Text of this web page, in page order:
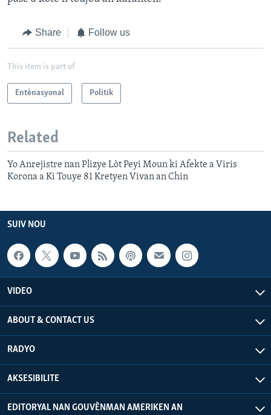
Share Follow us
This item is part of
Entènasyonal Politik
Related
Yo Anrejistre nan Plizye Lòt Peyi Moun ki Afekte a Viris
Korona a Ki Touye 81 Kretyen Vivan an Chin
SUIV NOU
VIDEO
ABOUT & CONTACT US
RADYO
AKSESIBILITE
EDITORYAL NAN GOUVÈNMAN AMERIKEN AN